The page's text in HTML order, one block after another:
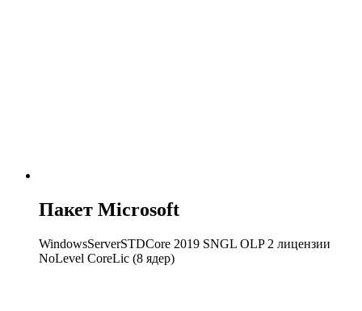
Пакет Microsoft
WindowsServerSTDCore 2019 SNGL OLP 2 лицензии
NoLevel CoreLic (8 ядер)